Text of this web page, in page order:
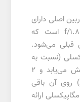
اصلی دارای
سنسور 50 مگاپیکسلی و دیافراگم f/1.8 است که
نسل قبلی می‌شود.
به سنسور 5 مگاپیکسلی (نسبت به
نمونه 8 مگاپیکسلی سال پیش) کاهش می‌یابد و ۲
روی آن باقی
می‌مانند. دوربین سلفی نیز با سنسور 8 مگاپیکسلی ارائه